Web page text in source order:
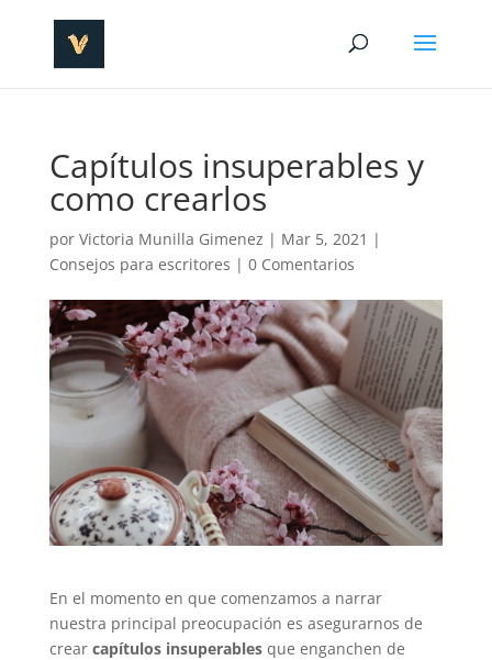
Capítulos insuperables y
como crearlos
por Victoria Munilla Gimenez | Mar 5, 2021 |
Consejos para escritores | 0 Comentarios
En el momento en que comenzamos a narrar
nuestra principal preocupación es asegurarnos de
crear capítulos insuperablesque enganchen de